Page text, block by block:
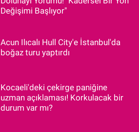
Değişimi Başlıyor"
Acun Ilıcalı Hull City'e İstanbul'da
boğaz turu yaptırdı
Kocaeli'deki çekirge paniğine
uzman açıklaması! Korkulacak bir
durum var mı?